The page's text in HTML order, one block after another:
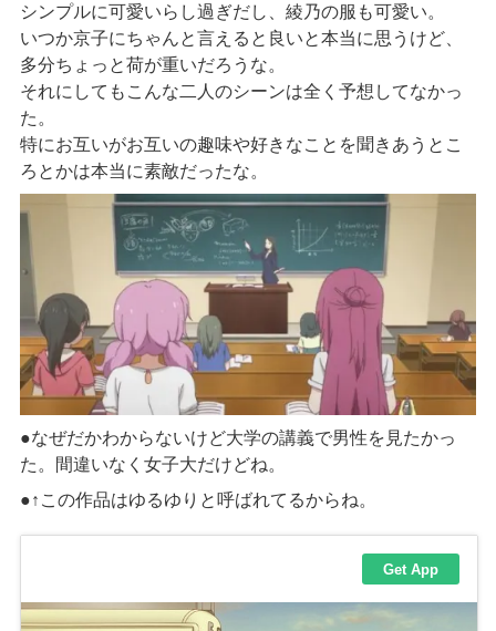
シンプルに可愛いらし過ぎだし、綾乃の服も可愛い。
いつか京子にちゃんと言えると良いと本当に思うけど、
多分ちょっと荷が重いだろうな。
それにしてもこんな二人のシーンは全く予想してなかっ
た。
特にお互いがお互いの趣味や好きなことを聞きあうとこ
ろとかは本当に素敵だったな。
●なぜだかわからないけど大学の講義で男性を見たかっ
た。間違いなく女子大だけどね。
●↑この作品はゆるゆりと呼ばれてるからね。